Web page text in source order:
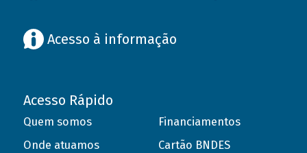
Acesso à informação
Acesso Rápido
Quem somos
Onde atuamos
Financiamentos
Cartão BNDES